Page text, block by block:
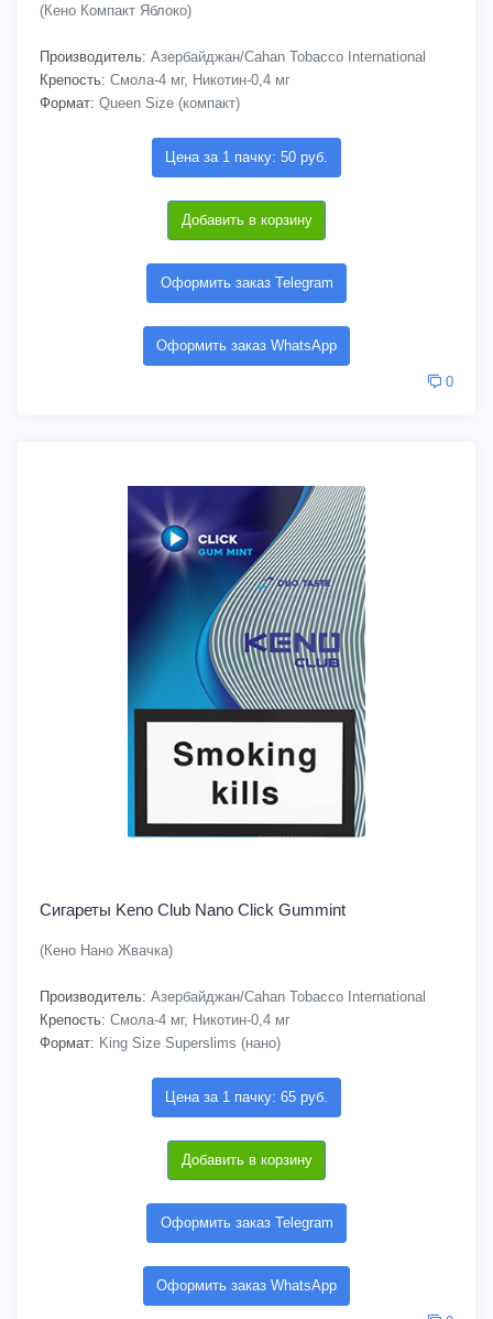
(Кено Компакт Яблоко)
Производитель: Азербайджан/Cahan Tobacco International
Крепость: Смола-4 мг, Никотин-0,4 мг
Формат: Queen Size (компакт)
Цена за 1 пачку: 50 руб.
Добавить в корзину
Оформить заказ Telegram
Оформить заказ WhatsApp
0
Сигареты Keno Club Nano Click Gummint
(Кено Нано Жвачка)
Производитель: Азербайджан/Cahan Tobacco International
Крепость: Смола-4 мг, Никотин-0,4 мг
Формат: King Size Superslims (нано)
Цена за 1 пачку: 65 руб.
Добавить в корзину
Оформить заказ Telegram
Оформить заказ WhatsApp